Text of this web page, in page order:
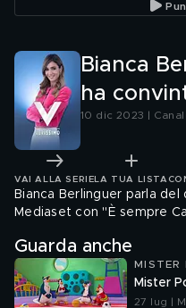
Bianca
ha
10 dic 2023 |
VAI ALLA SERIE LA TUA LISTA
Bianca Berlinguer parla
Mediaset con "È sempre
Guarda anche
MISTER
Mister
27 lug |